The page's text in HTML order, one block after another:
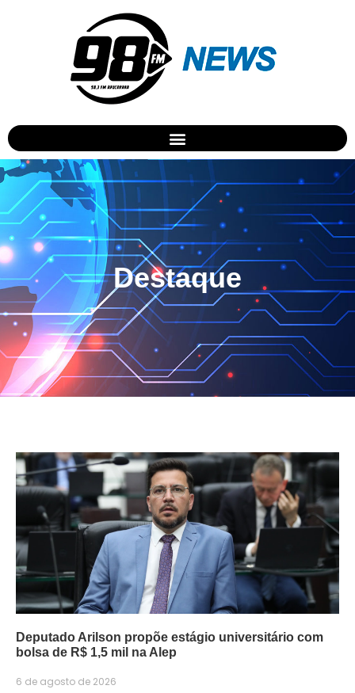
Destaque
Deputado Arilson propõe estágio universitário com
bolsa de R$ 1,5 mil na Alep
6 de agosto de 2026